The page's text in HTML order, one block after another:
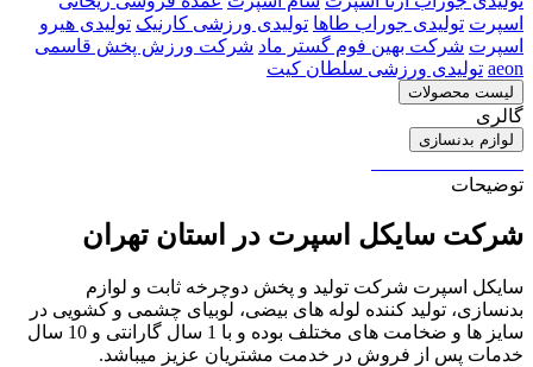
اسپرت تولیدی جوراب طاها تولیدی ورزشی کارنیک تولیدی هیرو
اسپرت شرکت بهین فوم گستر ماد شرکت ورزش پخش قاسمی
aeon تولیدی ورزشی سلطان کیت
لیست محصولات
گالری
لوازم بدنسازی
توضیحات
شرکت سایکل اسپرت در استان تهران
سایکل اسپرت شرکت تولید و پخش دوچرخه ثابت و لوازم
بدنسازی، تولید کننده لوله های بیضی، لوبیای چشمی و کشویی در
سایز ها و ضخامت های مختلف بوده و با 1 سال گارانتی و 10 سال
خدمات پس از فروش در خدمت مشتریان عزیز میباشد.